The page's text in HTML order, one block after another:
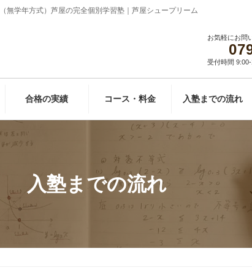
無学年方式）芦屋の完全個別学習塾｜芦屋シュープリーム
お気軽にお問
受付時間
合格の実績 コース・料金 入塾までの流れ
入塾までの流れ